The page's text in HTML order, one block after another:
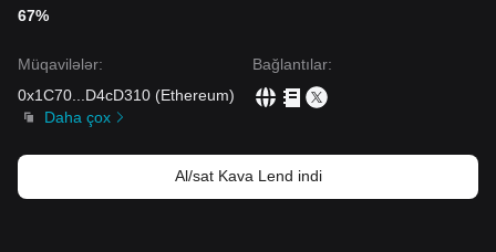
67%
Müqavilələr:
0x1C70
D4cD310 (Ethereum)
Daha çox
Bağlantılar:
Al/sat Kava Lend indi